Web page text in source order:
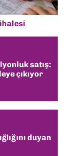
ihalesi
satış:
çıkıyor
duyan